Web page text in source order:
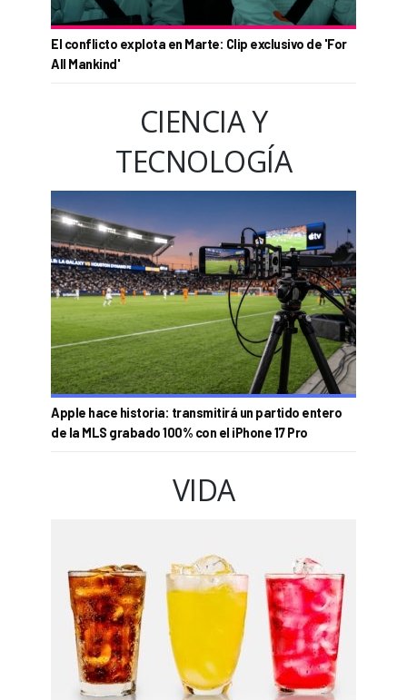
El conflicto explota en Marte: Clip exclusivo de 'For
All Mankind'
CIENCIA Y
TECNOLOGÍA
Apple hace historia: transmitirá un partido entero
de la MLS grabado 100% con el iPhone 17 Pro
VIDA